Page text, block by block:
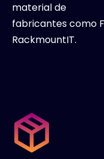
material de
fabricantes como
RackmountIT.